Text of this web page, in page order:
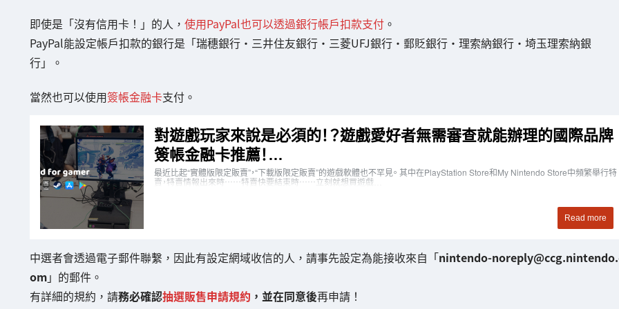
即使是「沒有信用卡！」的人， 使用PayPal也可以透過銀行帳戶扣款支付。
PayPal能設定帳戶扣款的銀行是「瑞穗銀行・三井住友銀行・三菱UFJ銀行・郵貶銀行・理索納銀行・埼玉理索納銀
行」。
當然也可以使用簽帳金融卡支付。
中選者會透過電子郵件聯繫，因此有設定網域收信的人，請事先設定為能接收來自「nintendo-
om」的郵件。
有詳細的規約，請務必確認抽選販售申請規約 ，並在同意後再申請！